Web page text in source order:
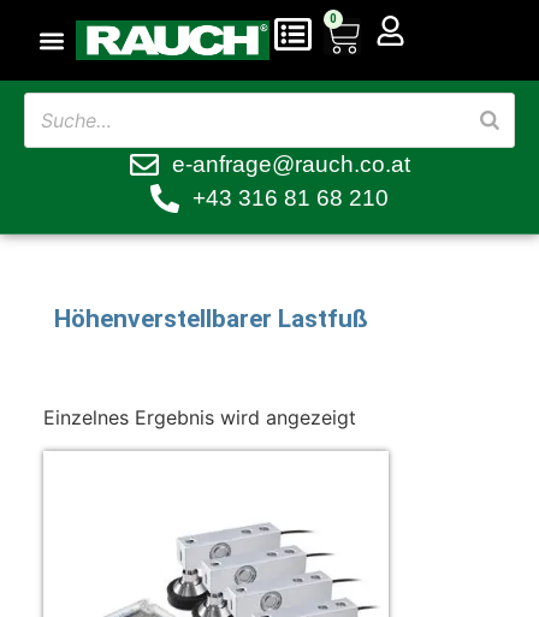
0
e-anfrage@rauch.co.at
+43 316 81 68 210
Höhenverstellbarer Lastfuß
Einzelnes Ergebnis wird angezeigt